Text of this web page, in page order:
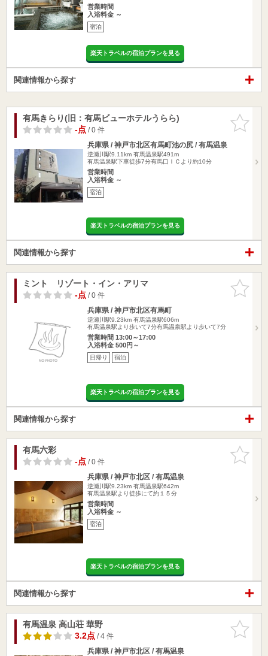
営業時間
入浴料金 ～
宿泊
楽天トラベルの宿泊プランを見る
関連情報から探す
お気に入
りに追加
有馬きらり(旧：有馬ビューホテルうらら)
-点/ 0 件
兵庫県 / 神戸市北区有馬町池の尻 / 有馬温泉
逆瀬川駅9.11km 有馬温泉駅491m
有馬温泉駅下車徒歩7分有馬口ＩＣより約10分
営業時間
入浴料金 ～
宿泊
楽天トラベルの宿泊プランを見る
関連情報から探す
お気に入
りに追加
ミント リゾート・イン・アリマ
-点/ 0 件
兵庫県 / 神戸市北区有馬町
逆瀬川駅9.23km 有馬温泉駅606m
有馬温泉駅より歩いて7分有馬温泉駅より歩いて7分
営業時間 13:00～17:00
入浴料金 500円～
日帰り 宿泊
楽天トラベルの宿泊プランを見る
関連情報から探す
お気に入
りに追加
有馬六彩
-点/ 0 件
兵庫県 / 神戸市北区 / 有馬温泉
逆瀬川駅9.23km 有馬温泉駅642m
有馬温泉駅より徒歩にて約１５分
営業時間
入浴料金 ～
宿泊
楽天トラベルの宿泊プランを見る
関連情報から探す
お気に入
りに追加
有馬温泉 高山荘 華野
3.2点/ 4 件
兵庫県 / 神戸市北区 / 有馬温泉